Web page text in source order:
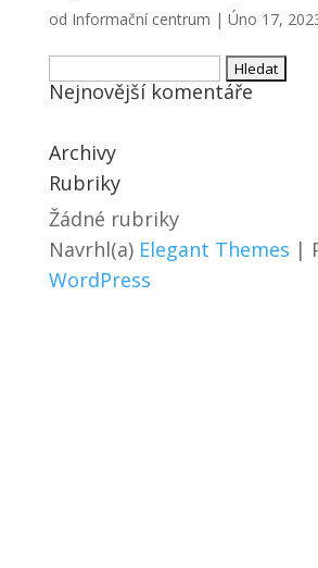
od Informační centrum | Úno 17,
Vyhledávání
Nejnovější komentáře
Archivy
Rubriky
Žádné rubriky
Navrhl(a) Elegant Themes |
WordPress